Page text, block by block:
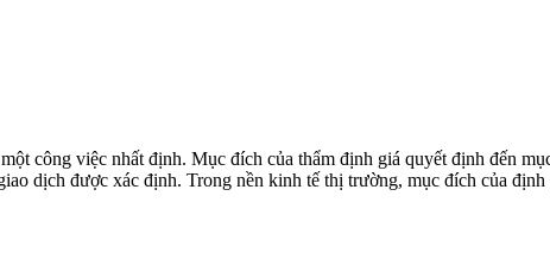
công việc nhất định. Mục đích của thẩm định giá quyết định đến
dịch được xác định. Trong nền kinh tế thị trường, mục đích của định